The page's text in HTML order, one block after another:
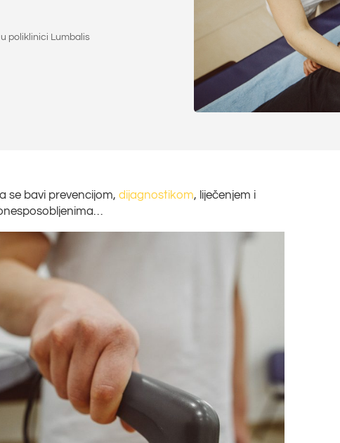
poliklinici Lumbalis
se bavi prevencijom,dijagnostikom, liječenjem i